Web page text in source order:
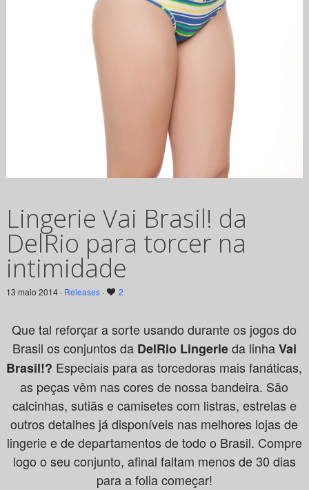
Lingerie Vai Brasil! da
DelRio para torcer na
intimidade
13 maio 2014 · Releases· 2
Que tal reforçar a sorte usando durante os jogos do
Brasil os conjuntos da DelRio Lingerieda linhaVai
Brasil!? Especiais para as torcedoras mais fanáticas,
as peças vêm nas cores de nossa bandeira. São
calcinhas, sutiãs e camisetes com listras, estrelas e
outros detalhes já disponíveis nas melhores lojas de
lingerie e de departamentos de todo o Brasil. Compre
logo o seu conjunto, afinal faltam menos de 30 dias
para a folia começar!